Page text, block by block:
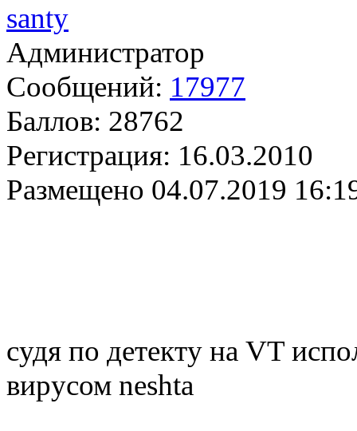
santy
Администратор
Сообщений: 17977
Баллов: 28762
Регистрация: 16.03.2010
Размещено 04.07.2019
судя по детекту на VT
вирусом neshta